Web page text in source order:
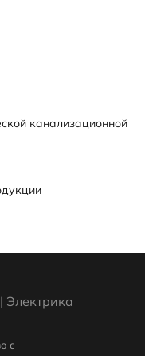
канализационной
Электрика
с